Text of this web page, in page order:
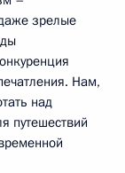
зрелые
Нам,
над
путешествий